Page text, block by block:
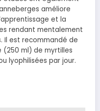
améliore
et la
rendant mentalement
Il est recommandé de
(250 ml) de myrtilles
lyophilisées par jour.